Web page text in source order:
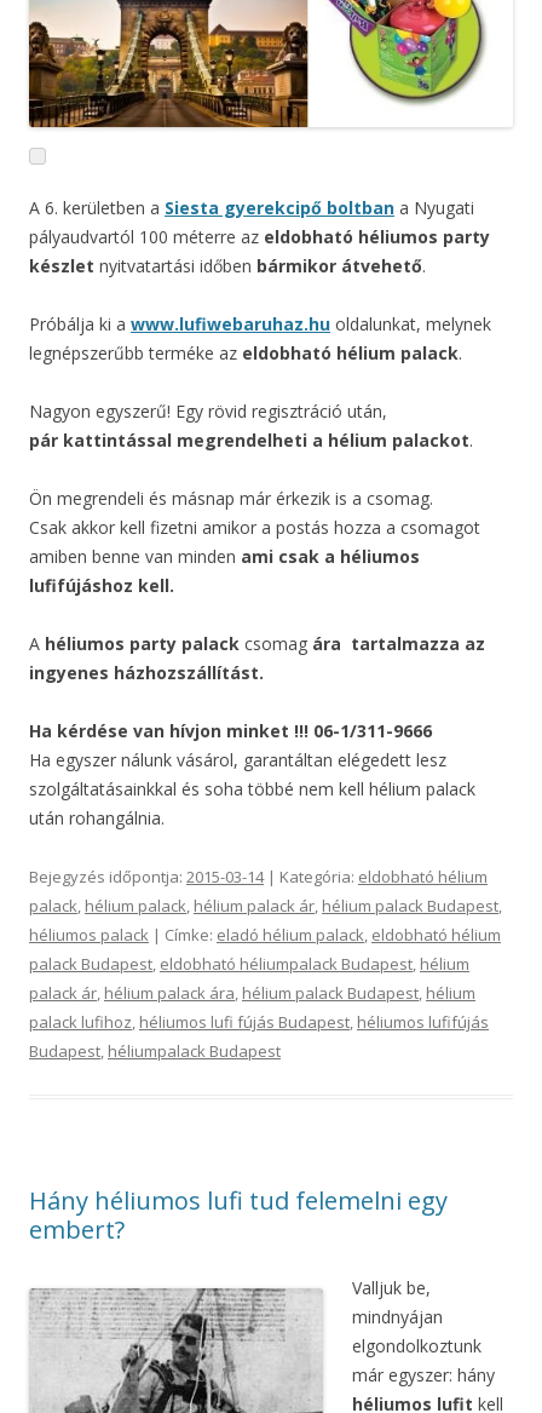
A 6. kerületben a Siesta gyerekcipő boltban a Nyugati
pályaudvartól 100 méterre az eldobható héliumos party
készlet nyitvatartási időben bármikor átvehető.
Próbálja ki a www.lufiwebaruhaz.hu oldalunkat, melynek
legnépszerűbb terméke az eldobható hélium palack.
Nagyon egyszerű! Egy rövid regisztráció után,
pár kattintással megrendelheti a hélium palackot.
Ön megrendeli és másnap már érkezik is a csomag.
Csak akkor kell fizetni amikor a postás hozza a csomagot
amiben benne van minden ami csak a héliumos
lufifújáshoz kell.
A héliumos party palack csomag ára tartalmazza az
ingyenes házhozszállítást.
Ha kérdése van hívjon minket !!! 06-1/311-9666
Ha egyszer nálunk vásárol, garantáltan elégedett lesz
szolgáltatásainkkal és soha többé nem kell hélium palack
után rohangálnia.
Bejegyzés időpontja: 2015-03-14| Kategória: eldobható hélium
palack, hélium palack, hélium palack ár, hélium palack Budapest,
héliumos palack | Címke: eladó hélium palack, eldobható hélium
palack Budapest, eldobható héliumpalack Budapest, hélium
palack ár, hélium palack ára, hélium palack Budapest, hélium
palack lufihoz, héliumos lufi fújás Budapest, héliumos lufifújás
Budapest, héliumpalack Budapest
Hány héliumos lufi tud felemelni egy
embert?
Valljuk be,
mindnyájan
elgondolkoztunk
már egyszer: hány
héliumos lufit kell